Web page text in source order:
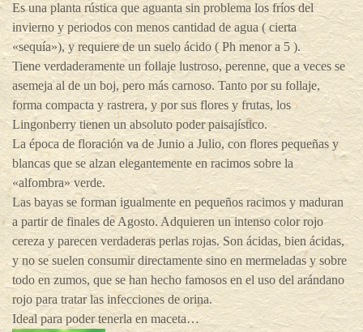
Es una planta rústica que aguanta sin problema los fríos del
invierno y periodos con menos cantidad de agua ( cierta
«sequía»), y requiere de un suelo ácido ( Ph menor a 5 ).
Tiene verdaderamente un follaje lustroso, perenne, que a veces se
asemeja al de un boj, pero más carnoso. Tanto por su follaje,
forma compacta y rastrera, y por sus flores y frutas, los
Lingonberry tienen un absoluto poder paisajístico.
La época de floración va de Junio a Julio, con flores pequeñas y
blancas que se alzan elegantemente en racimos sobre la
«alfombra» verde.
Las bayas se forman igualmente en pequeños racimos y maduran
a partir de finales de Agosto. Adquieren un intenso color rojo
cereza y parecen verdaderas perlas rojas. Son ácidas, bien ácidas,
y no se suelen consumir directamente sino en mermeladas y sobre
todo en zumos, que se han hecho famosos en el uso del arándano
rojo para tratar las infecciones de orina.
Ideal para poder tenerla en maceta…